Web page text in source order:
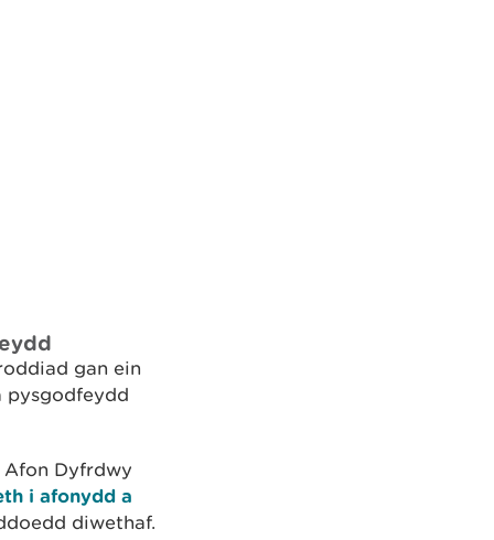
gan ein
pysgodfeydd
Afon Dyfrdwy
i afonydd a
diwethaf.